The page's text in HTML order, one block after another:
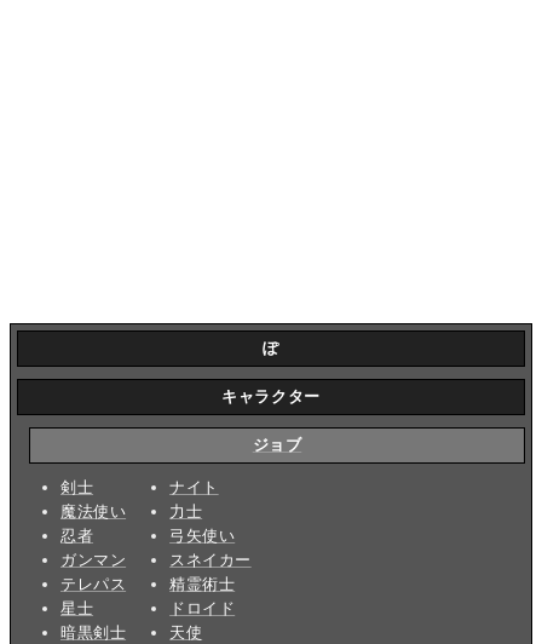
ぽ
キャラクター
ジョブ
剣士
魔法使い
忍者
ガンマン
テレパス
星士
暗黒剣士
ナイト
力士
弓矢使い
スネイカー
精霊術士
ドロイド
天使